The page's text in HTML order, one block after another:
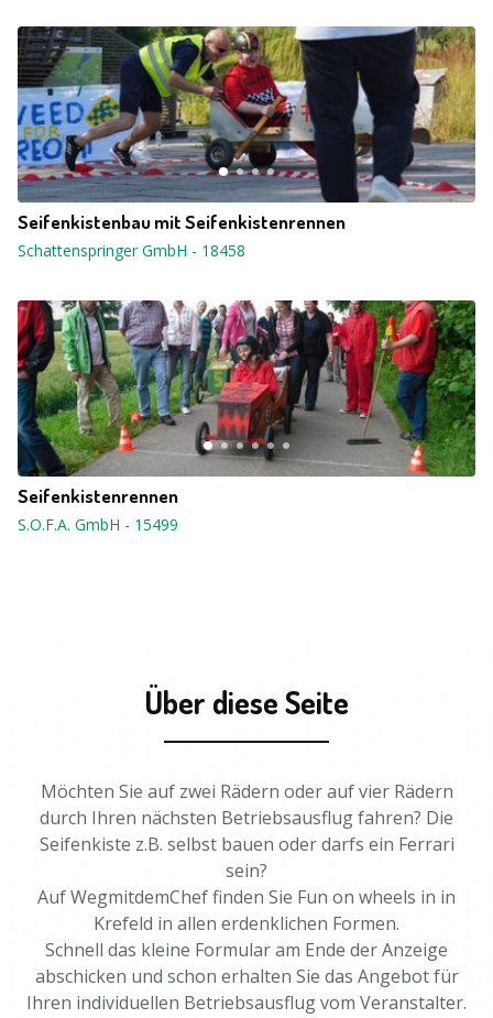
Seifenkistenbau mit Seifenkistenrennen
Schattenspringer GmbH - 18458
Seifenkistenrennen
S.O.F.A. GmbH - 15499
Über diese Seite
Möchten Sie auf zwei Rädern oder auf vier Rädern
durch Ihren nächsten Betriebsausflug fahren? Die
Seifenkiste z.B. selbst bauen oder darfs ein Ferrari
sein?
Auf WegmitdemChef finden Sie Fun on wheels in in
Krefeld in allen erdenklichen Formen.
Schnell das kleine Formular am Ende der Anzeige
abschicken und schon erhalten Sie das Angebot für
Ihren individuellen Betriebsausflug vom Veranstalter.